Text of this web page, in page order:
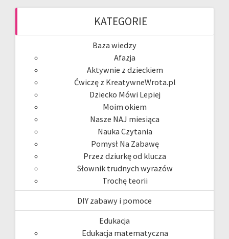
KATEGORIE
Baza wiedzy
Afazja
Aktywnie z dzieckiem
Ćwiczę z KreatywneWrota.pl
Dziecko Mówi Lepiej
Moim okiem
Nasze NAJ miesiąca
Nauka Czytania
Pomysł Na Zabawę
Przez dziurkę od klucza
Słownik trudnych wyrazów
Trochę teorii
DIY zabawy i pomoce
Edukacja
Edukacja matematyczna